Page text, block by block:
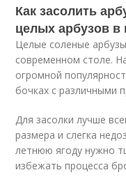
Как засолить
целых арбузов в
Целые соленые
современном столе.
огромной
бочках с различными
Для засолки лучше
размера и слегка
летнюю ягоду нужно
избежать процесса